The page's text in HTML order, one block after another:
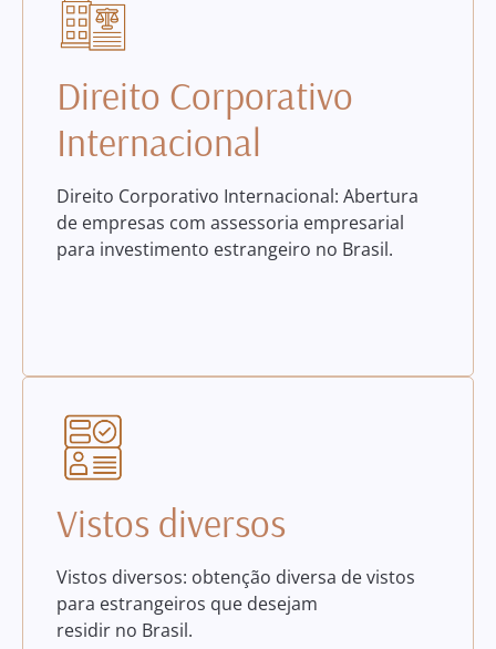
Direito Corporativo
Internacional
Direito Corporativo Internacional: Abertura
de empresas com assessoria empresarial
para investimento estrangeiro no Brasil.
Vistos diversos
Vistos diversos: obtenção diversa de vistos
para estrangeiros que desejam
residir no Brasil.